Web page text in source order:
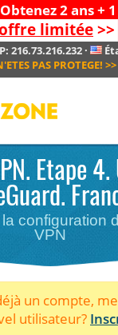
Obtenez 2 ans +
limitée>>
216.73.216.232·
PAS PROTEGE! >>
Etape
configuration
VPN
un compte,
utilisateur?